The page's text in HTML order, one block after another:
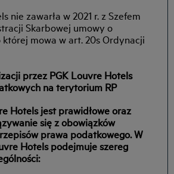
nie zawarła w 2021 r. z Szefem
Skarbowej umowy o
której mowa w art. 20s Ordynacji
przez PGK Louvre Hotels
na terytorium RP
Hotels jest prawidłowe oraz
się z obowiązków
prawa podatkowego. W
Hotels podejmuje szereg